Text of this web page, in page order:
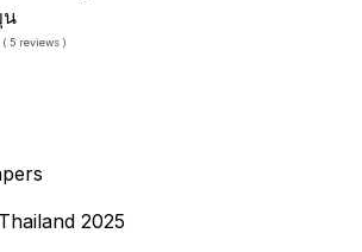
น
( 5 reviews )
2025